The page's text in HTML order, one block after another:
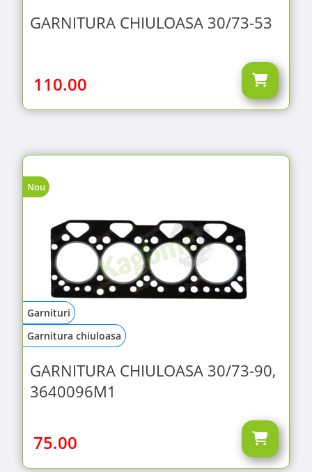
GARNITURA CHIULOASA 30/73-53
110.00
Nou
Garnituri
Garnitura chiuloasa
GARNITURA CHIULOASA 30/73-90,
3640096M1
75.00